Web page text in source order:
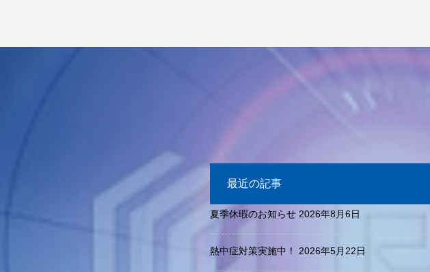
トップ 会社のこと 採用情報 仕事の流れ
最近の記事
夏季休暇のお知らせ 2026年8月6日
熱中症対策実施中！ 2026年5月22日